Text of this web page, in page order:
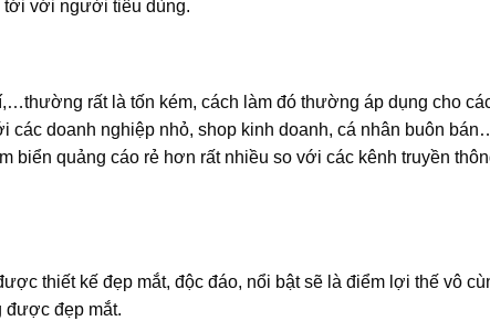
tới với người tiêu dùng.
rất là tốn kém, cách làm đó thường áp dụng cho
các doanh nghiệp nhỏ, shop kinh doanh, cá nhân buôn
biển quảng cáo rẻ hơn rất nhiều so với các kênh truyền
thiết kế đẹp mắt, độc đáo, nổi bật sẽ là điểm lợi thế vô
được đẹp mắt.